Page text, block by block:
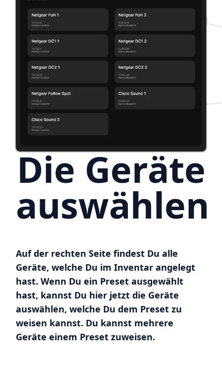
Die Geräte
auswählen
Auf der rechten Seite findest Du alle
Geräte, welche Du im Inventar angelegt
hast. Wenn Du ein Preset ausgewählt
hast, kannst Du hier jetzt die Geräte
auswählen, welche Du dem Preset zu
weisen kannst. Du kannst mehrere
Geräte einem Preset zuweisen.